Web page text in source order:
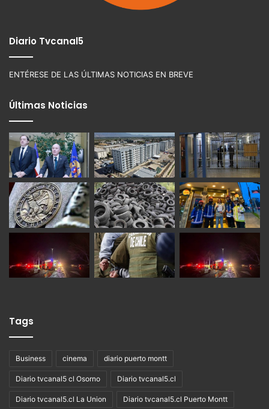
Diario Tvcanal5
ENTÉRESE DE LAS ÚLTIMAS NOTICIAS EN BREVE
Últimas Noticias
Tags
Business cinema diario puerto montt
Diario tvcanal5 cl Osorno Diario tvcanal5.cl
Diario tvcanal5.cl La Union Diario tvcanal5.cl Puerto Montt